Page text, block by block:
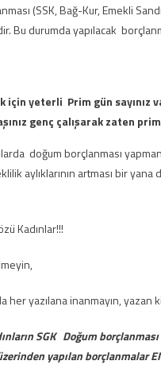
(SSK, Bağ-Kur, Emekli
Bu durumda yapılacak
için yeterli Prim gün sayınız
genç çalışarak zaten
doğum borçlanması
aylıklarının artması bir
Kadınlar!!!
yazılana inanmayın, yazan
SGK Doğum
yapılan borçlanmalar